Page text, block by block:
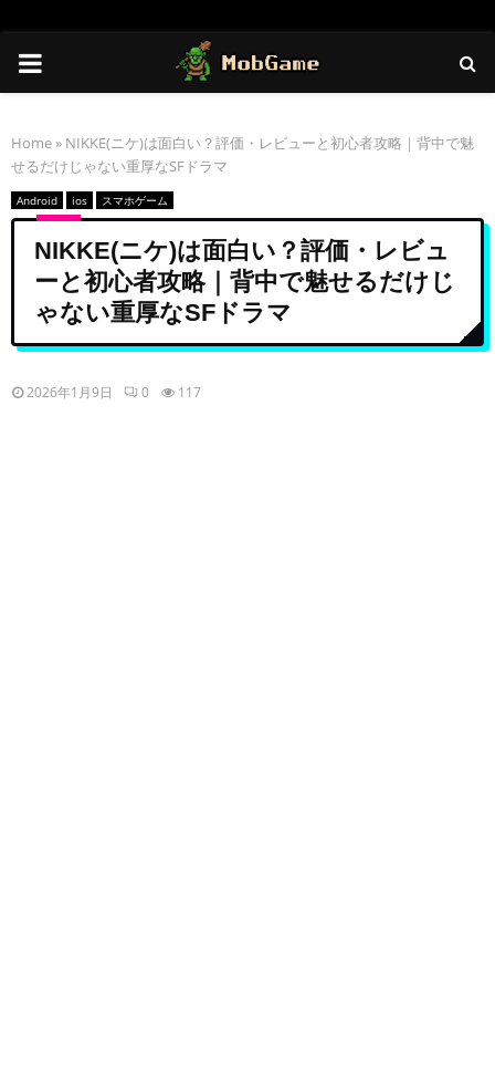
PRIMARY
Home » NIKKE(ニケ)は面白い？評価・レビューと初心者攻略｜背中で魅
せるだけじゃない重厚なSFドラマ
Android ios スマホゲーム
NIKKE(ニケ)は面白い？評価・レビュ
ーと初心者攻略｜背中で魅せるだけじ
ゃない重厚なSFドラマ
2026年1月9日 0 117